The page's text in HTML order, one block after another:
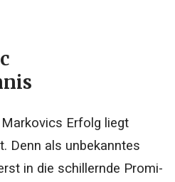
Erfolg liegt
Denn als unbekanntes
in die schillernde Promi-